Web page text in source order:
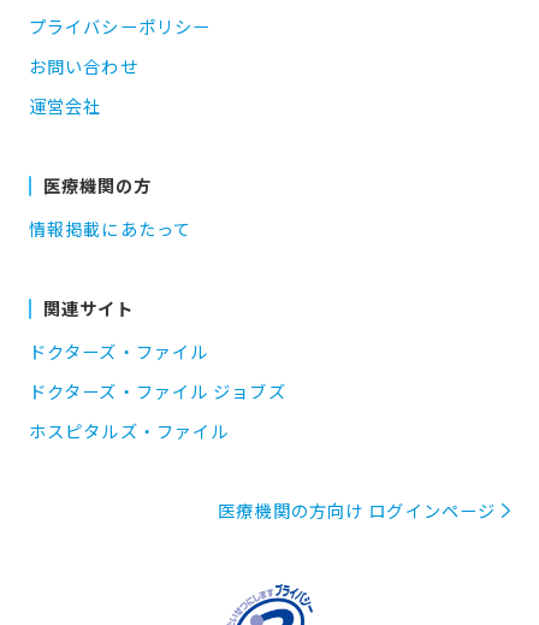
プライバシーポリシー
お問い合わせ
運営会社
医療機関の方
情報掲載にあたって
関連サイト
ドクターズ・ファイル
ドクターズ・ファイル ジョブズ
ホスピタルズ・ファイル
医療機関の方向け ログインページ